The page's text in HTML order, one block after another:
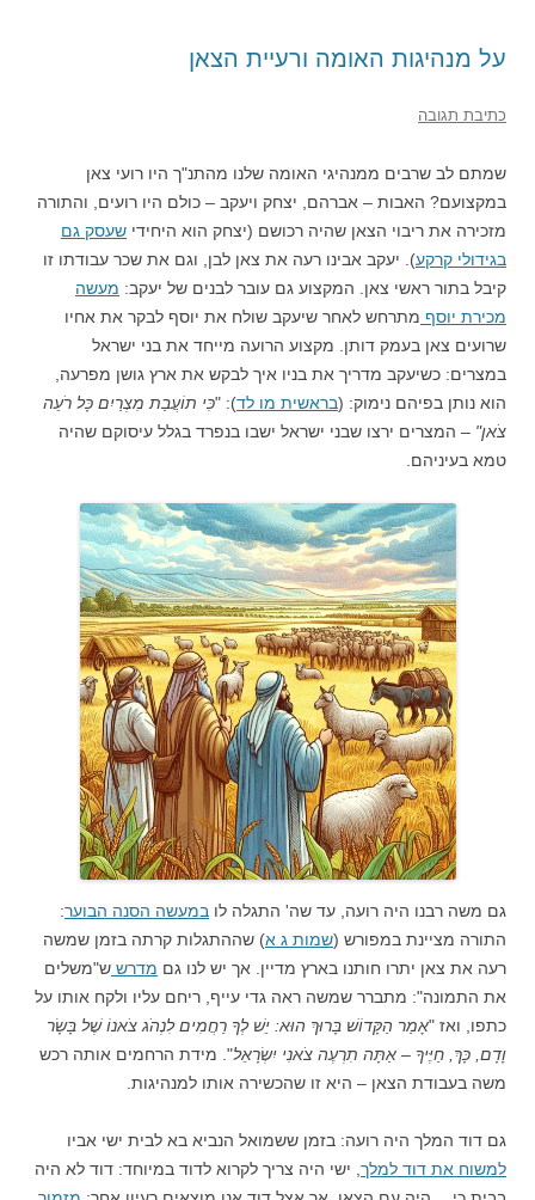
על מנהיגות האומה ורעיית הצאן
כתיבת תגובה
שמתם לב שרבים ממנהיגי האומה שלנו מהתנ"ך היו רועי צאן
במקצועם? האבות – אברהם, יצחק ויעקב – כולם היו רועים, והתורה
מזכירה את ריבוי הצאן שהיה רכושם (יצחק הוא היחידי שעסק גם
בגידולי קרקע). יעקב אבינו רעה את צאן לבן, וגם את שכר עבודתו זו
קיבל בתור ראשי צאן. המקצוע גם עובר לבנים של יעקב: מעשה
מכירת יוסף מתרחש לאחר שיעקב שולח את יוסף לבקר את אחיו
שרועים צאן בעמק דותן. מקצוע הרועה מייחד את בני ישראל
במצרים: כשיעקב מדריך את בניו איך לבקש את ארץ גושן מפרעה,
הוא נותן בפיהם נימוק: (בראשית מו לד): "כִּי תוֹעֲבַת מִצְרַיִם כָּל רֹעֵה
צֹאן" – המצרים ירצו שבני ישראל ישבו בנפרד בגלל עיסוקם שהיה
טמא בעיניהם.
גם משה רבנו היה רועה, עד שה' התגלה לו במעשה הסנה הבוער:
התורה מציינת במפורש (שמות ג א) שההתגלות קרתה בזמן שמשה
רעה את צאן יתרו חותנו בארץ מדיין. אך יש לנו גם מדרש ש"משלים
את התמונה": מתברר שמשה ראה גדי עייף, ריחם עליו ולקח אותו על
כתפו, ואז "אָמַר הַקָּדוֹשׁ בָּרוּךְ הוּא: יֵשׁ לְךָ רַחֲמִים לִנְהֹג צֹאנוֹ שֶׁל בָּשָׂר
וָדָם, כָּךְ, חַיֶּיךָ – אַתָּה תִרְעֶה צֹאנִי יִשְׂרָאֵל". מידת הרחמים אותה רכש
משה בעבודת הצאן – היא זו שהכשירה אותו למנהיגות.
גם דוד המלך היה רועה: בזמן ששמואל הנביא בא לבית ישי אביו
למשוח את דוד למלך , ישי היה צריך לקרוא לדוד במיוחד: דוד לא היה